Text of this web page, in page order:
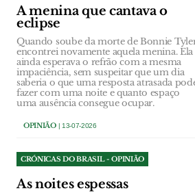
A menina que cantava o
eclipse
Quando soube da morte de Bonnie
encontrei novamente aquela menina. Ela
ainda esperava o refrão com a mesma
impaciência, sem suspeitar que um dia
saberia o que uma resposta atrasada
fazer com uma noite e quanto espaço
uma ausência consegue ocupar.
OPINIÃO| 13-07-2026
CRÓNICAS DO BRASIL - OPINIÃO
As noites espessas